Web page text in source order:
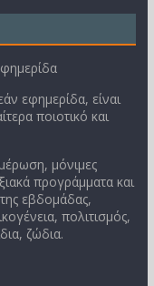
εφημερίδα, είναι
ποιοτικό και
μόνιμες
προγράμματα και
εβδομάδας,
πολιτισμός,
ζώδια.